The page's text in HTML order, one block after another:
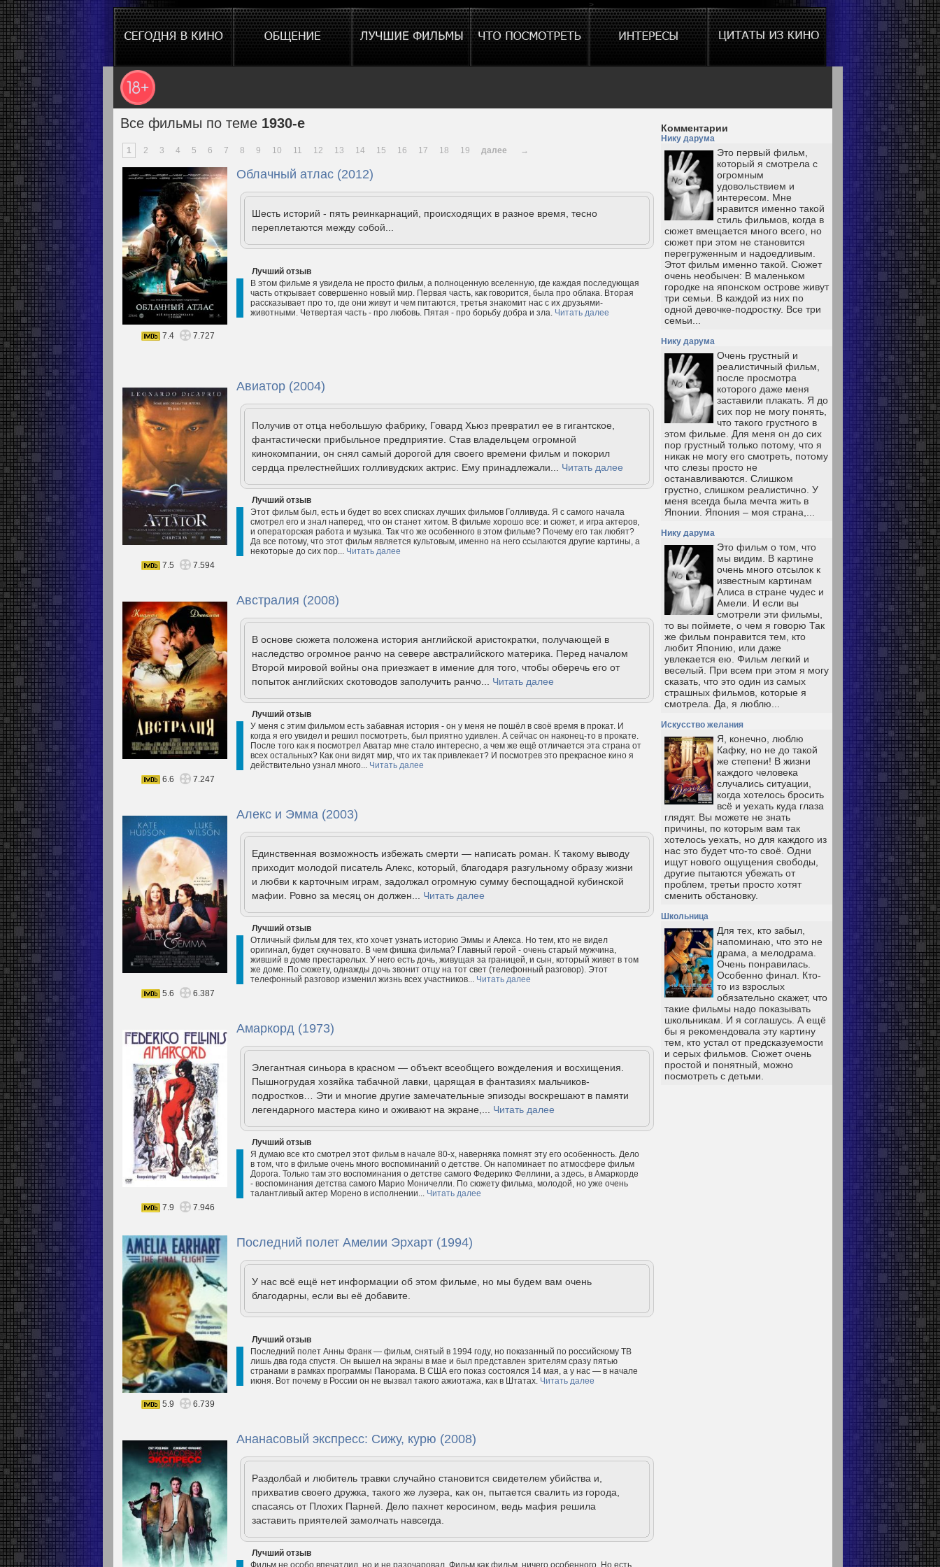
>
Все фильмы по теме 1930-е
1 2 3 4 5 6 7 8 9 10 11 12 13 14 15 16 17 18 19 далее →
Облачный атлас (2012)
Шесть историй - пять реинкарнаций, происходящих в разное время, тесно
переплетаются между собой...
Лучший отзыв
В этом фильме я увидела не просто фильм, а полноценную вселенную, где каждая последующая
часть открывает совершенно новый мир. Первая часть, как говорится, была про облака. Вторая
рассказывает про то, где они живут и чем питаются, третья знакомит нас с их друзьями-
животными. Четвертая часть - про любовь. Пятая - про борьбу добра и зла. Читать далее
7.4 7.727
Авиатор (2004)
Получив от отца небольшую фабрику, Говард Хьюз превратил ее в гигантское,
фантастически прибыльное предприятие. Став владельцем огромной
кинокомпании, он снял самый дорогой для своего времени фильм и покорил
сердца прелестнейших голливудских актрис. Ему принадлежали... Читать далее
Лучший отзыв
Этот фильм был, есть и будет во всех списках лучших фильмов Голливуда. Я с самого начала
смотрел его и знал наперед, что он станет хитом. В фильме хорошо все: и сюжет, и игра актеров,
и операторская работа и музыка. Так что же особенного в этом фильме? Почему его так любят?
Да все потому, что этот фильм является культовым, именно на него ссылаются другие картины, а
некоторые до сих пор... Читать далее
7.5
7.594
Австралия (2008)
В основе сюжета положена история английской аристократки, получающей в
наследство огромное ранчо на севере австралийского материка. Перед началом
Второй мировой войны она приезжает в имение для того, чтобы оберечь его от
попыток английских скотоводов заполучить ранчо... Читать далее
Лучший отзыв
У меня с этим фильмом есть забавная история - он у меня не пошёл в своё время в прокат. И
когда я его увидел и решил посмотреть, был приятно удивлен. А сейчас он наконец-то в прокате.
После того как я посмотрел Аватар мне стало интересно, а чем же ещё отличается эта страна от
всех остальных? Как они видят мир, что их так привлекает? И посмотрев это прекрасное кино я
действительно узнал много... Читать далее
6.6
7.247
Алекс и Эмма (2003)
Единственная возможность избежать смерти — написать роман. К такому выводу
приходит молодой писатель Алекс, который, благодаря разгульному образу жизни
и любви к карточным играм, задолжал огромную сумму беспощадной кубинской
мафии. Ровно за месяц он должен... Читать далее
Лучший отзыв
Отличный фильм для тех, кто хочет узнать историю Эммы и Алекса. Но тем, кто не видел
оригинал, будет скучновато. В чем фишка фильма? Главный герой - очень старый мужчина,
живший в доме престарелых. У него есть дочь, живущая за границей, и сын, который живет в том
же доме. По сюжету, однажды дочь звонит отцу на тот свет (телефонный разговор). Этот
телефонный разговор изменил жизнь всех участников... Читать далее
5.6
6.387
Амаркорд (1973)
Элегантная синьора в красном — объект всеобщего вожделения и восхищения.
Пышногрудая хозяйка табачной лавки, царящая в фантазиях мальчиков-
подростков… Эти и многие другие замечательные эпизоды воскрешают в памяти
легендарного мастера кино и оживают на экране,... Читать далее
Лучший отзыв
Я думаю все кто смотрел этот фильм в начале 80-х, наверняка помнят эту его особенность. Дело
в том, что в фильме очень много воспоминаний о детстве. Он напоминает по атмосфере фильм
Дорога. Только там это воспоминания о детстве самого Федерико Феллини, а здесь, в Амаркорде
- воспоминания детства самого Марио Моничелли. По сюжету фильма, молодой, но уже очень
талантливый актер Морено в исполнении... Читать далее
7.9
7.946
Последний полет Амелии Эрхарт (1994)
У нас всё ещё нет информации об этом фильме, но мы будем вам очень
благодарны, если вы её добавите.
Лучший отзыв
Последний полет Анны Франк — фильм, снятый в 1994 году, но показанный по российскому ТВ
лишь два года спустя. Он вышел на экраны в мае и был представлен зрителям сразу пятью
странами в рамках программы Панорама. В США его показ состоялся 14 мая, а у нас — в начале
июня. Вот почему в России он не вызвал такого ажиотажа, как в Штатах. Читать далее
5.9 6.739
Ананасовый экспресс: Сижу, курю (2008)
Раздолбай и любитель травки случайно становится свидетелем убийства и,
прихватив своего дружка, такого же лузера, как он, пытается свалить из города,
спасаясь от Плохих Парней. Дело пахнет керосином, ведь мафия решила
заставить приятелей замолчать навсегда.
Лучший отзыв
Фильм не особо впечатлил, но и не разочаровал. Фильм как фильм, ничего особенного. Но есть
Комментарии
Нику дарума
Это первый фильм,
который я смотрела с
огромным
удовольствием и
интересом. Мне
нравится именно такой
стиль фильмов, когда в
сюжет вмещается много всего, но
сюжет при этом не становится
перегруженным и надоедливым.
Этот фильм именно такой. Сюжет
очень необычен: В маленьком
городке на японском острове живут
три семьи. В каждой из них по
одной девочке-подростку. Все три
семьи...
Нику дарума
Очень грустный и
реалистичный фильм,
после просмотра
которого даже меня
заставили плакать. Я до
сих пор не могу понять,
что такого грустного в
этом фильме. Для меня он до сих
пор грустный только потому, что я
никак не могу его смотреть, потому
что слезы просто не
останавливаются. Слишком
грустно, слишком реалистично. У
меня всегда была мечта жить в
Японии. Япония – моя страна,...
Нику дарума
Это фильм о том, что
мы видим. В картине
очень много отсылок к
известным картинам
Алиса в стране чудес и
Амели. И если вы
смотрели эти фильмы,
то вы поймете, о чем я говорю Так
же фильм понравится тем, кто
любит Японию, или даже
увлекается ею. Фильм легкий и
веселый. При всем при этом я могу
сказать, что это один из самых
страшных фильмов, которые я
смотрела. Да, я люблю...
Искусство желания
Я, конечно, люблю
Кафку, но не до такой
же степени! В жизни
каждого человека
случались ситуации,
когда хотелось бросить
всё и уехать куда глаза
глядят. Вы можете не знать
причины, по которым вам так
хотелось уехать, но для каждого из
нас это будет что-то своё. Одни
ищут нового ощущения свободы,
другие пытаются убежать от
проблем, третьи просто хотят
сменить обстановку.
Школьница
Для тех, кто забыл,
напоминаю, что это не
драма, а мелодрама.
Очень понравилась.
Особенно финал. Кто-
то из взрослых
обязательно скажет, что
такие фильмы надо показывать
школьникам. И я соглашусь. А ещё
бы я рекомендовала эту картину
тем, кто устал от предсказуемости
и серых фильмов. Сюжет очень
простой и понятный, можно
посмотреть с детьми.